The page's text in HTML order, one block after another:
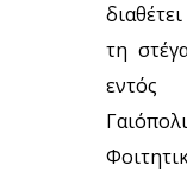
τη
εντός